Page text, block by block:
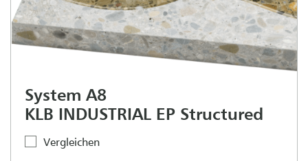
System A8
KLB INDUSTRIAL EP Structured
Vergleichen